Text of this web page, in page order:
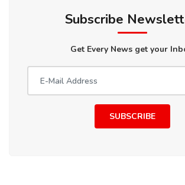
Subscribe
Get Every News get your
SUBSCRIBE